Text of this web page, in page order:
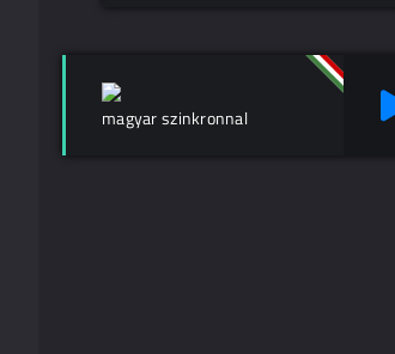
magyar szinkronnal